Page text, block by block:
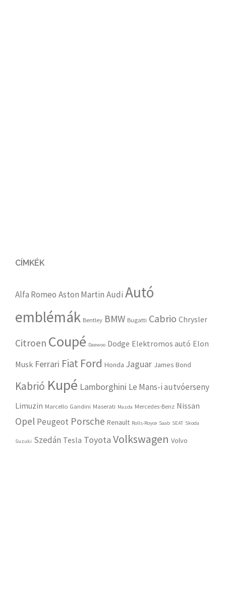
CÍMKÉK
Alfa Romeo Aston Martin Audi Autó
emblémák Bentley BMW Bugatti Cabrio Chrysler
Citroen Coupé Daewoo Dodge Elektromos autó Elon
Musk Ferrari Fiat Ford Honda Jaguar James Bond
Kabrió Kupé Lamborghini Le Mans-i autvóerseny
Limuzin Marcello Gandini Maserati Mazda Mercedes-Benz Nissan
Opel Peugeot Porsche Renault Rolls-Royce Saab SEAT Skoda
Suzuki Szedán Tesla Toyota Volkswagen Volvo